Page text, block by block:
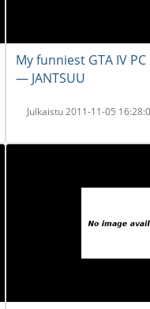
My funniest GTA IV
― JANTSUU
Julkaistu 2011-11-05